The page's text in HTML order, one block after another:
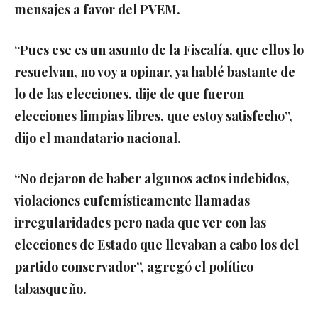
mensajes a favor del PVEM.
“Pues ese es un asunto de la Fiscalía, que ellos lo
resuelvan, no voy a opinar, ya hablé bastante de
lo de las elecciones, dije de que fueron
elecciones limpias libres, que estoy satisfecho”,
dijo el mandatario nacional.
“No dejaron de haber algunos actos indebidos,
violaciones eufemísticamente llamadas
irregularidades pero nada que ver con las
elecciones de Estado que llevaban a cabo los del
partido conservador”, agregó el político
tabasqueño.